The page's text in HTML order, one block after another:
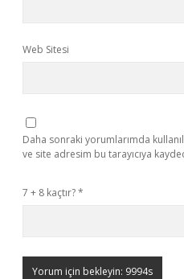
Web Sitesi
Daha sonraki yorumlarımda
ve site adresim bu tarayıcıya
7 + 8 kaçtır?*